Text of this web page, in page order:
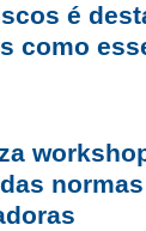
E DISSÍDIOS
é
como
normas